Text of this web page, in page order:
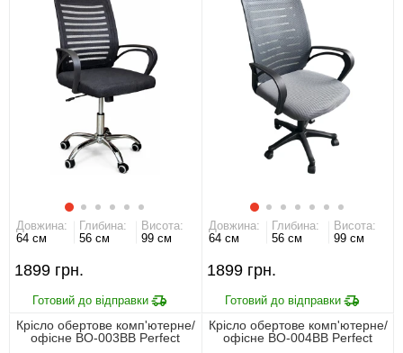
Довжина:
64 см
Глибина:
56 см
Висота:
99 см
1899
Довжина:
64 см
Глибина:
56 см
Висота:
99 см
1899
Крісло обертове комп'ютерне/
офісне BO-003BB Perfect
Крісло обертове комп'ютерне/
офісне BO-004BB Perfect